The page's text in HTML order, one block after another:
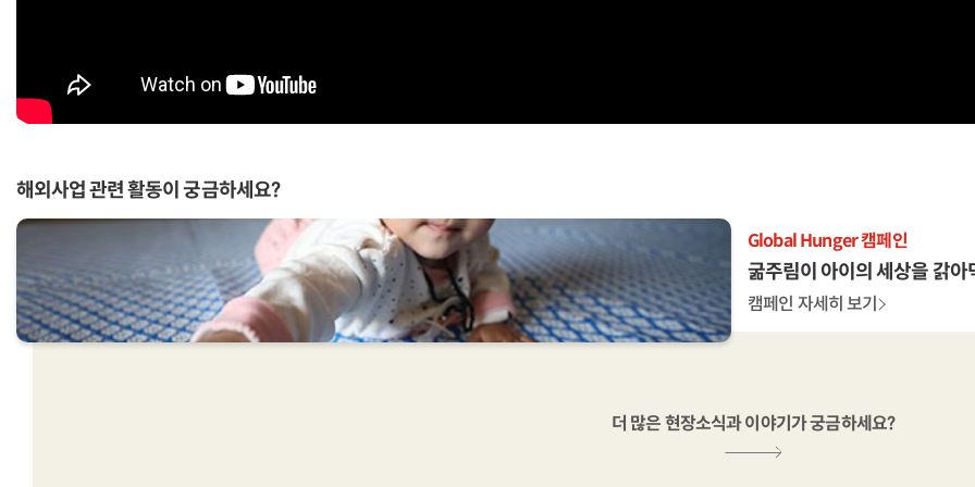
해외사업 관련 활동이 궁금하세요?
Global Hunger 캠페인
굶주림이 아이의 세상을 갉아
캠페인 자세히 보기
더 많은 현장소식과 이야기가 궁금하세요?
신생아 긴급의료지원
생후24시간
캠페인 자세히 보기
더 많은 현장소식과 이야기가 궁금하세요?
아프리카에 빨간염소보내기
기부말고 빨간염소 보내볼래
캠페인 자세히 보기
Global Hunger 캠페인
굶주림이 아이의 세상을 갉아
캠페인 자세히 보기
더 많은 현장소식과 이야기가 궁금하세요?
신생아 긴급의료지원
생후24시간
캠페인 자세히 보기
더 많은 현장소식과 이야기가 궁금하세요?
아프리카에 빨간염소보내기
기부말고 빨간염소 보내볼래
캠페인 자세히 보기
Global Hunger 캠페인
굶주림이 아이의 세상을 갉아
캠페인 자세히 보기
더 많은 현장소식과 이야기가 궁금하세요?